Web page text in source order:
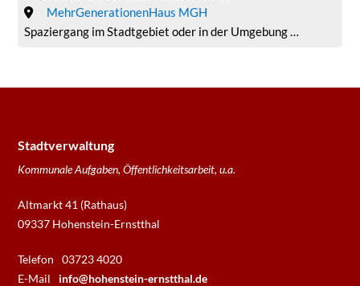
MehrGenerationenHaus MGH
Spaziergang im Stadtgebiet oder in der Umgebung …
Stadtverwaltung
Kommunale Aufgaben, Öffentlichkeitsarbeit, u.a.
Altmarkt 41 (Rathaus)
09337 Hohenstein-Ernstthal
Telefon
03723 4020
E-Mail
info@hohenstein-ernstthal.de